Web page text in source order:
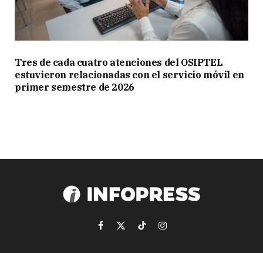
Tres de cada cuatro atenciones del OSIPTEL
estuvieron relacionadas con el servicio móvil en
primer semestre de 2026
Facebook
X
TikTokInstagram